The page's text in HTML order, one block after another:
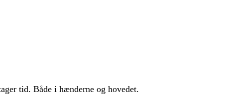
tid. Både i hænderne og hovedet.